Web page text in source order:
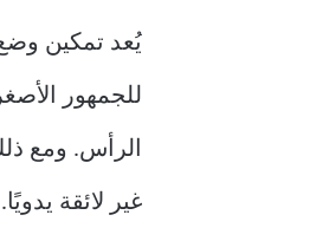
للجمهور
غير لائقة يدويًا.